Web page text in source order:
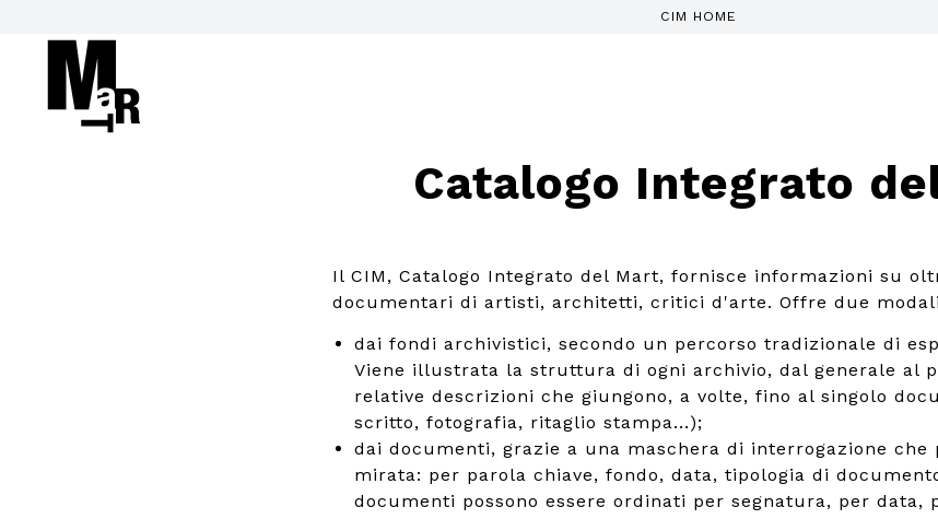
CIM HOME
Catalogo Integrato
Il CIM, Catalogo Integrato del Mart, fornisce informazioni su
documentari di artisti, architetti, critici d'arte. Offre due
dai fondi archivistici, secondo un percorso tradizionale di
Viene illustrata la struttura di ogni archivio, dal generale al
relative descrizioni che giungono, a volte, fino al singolo
scritto, fotografia, ritaglio stampa...);
dai documenti, grazie a una maschera di interrogazione
mirata: per parola chiave, fondo, data, tipologia di
documenti possono essere ordinati per segnatura, per data,